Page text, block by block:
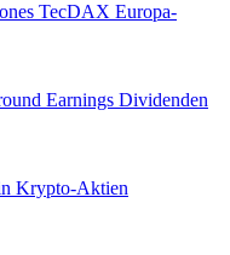
TecDAX Europa-
Earnings Dividenden
Krypto-Aktien